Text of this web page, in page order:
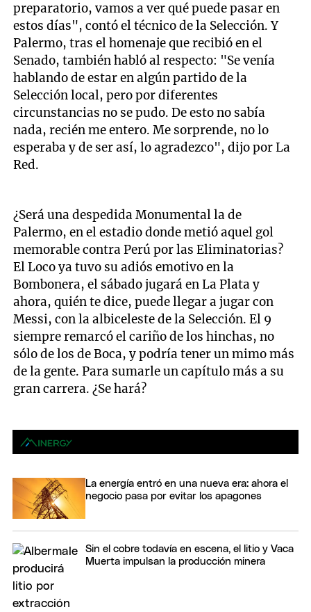
preparatorio, vamos a ver qué puede pasar en
estos días", contó el técnico de la Selección. Y
Palermo, tras el homenaje que recibió en el
Senado, también habló al respecto: "Se venía
hablando de estar en algún partido de la
Selección local, pero por diferentes
circunstancias no se pudo. De esto no sabía
nada, recién me entero. Me sorprende, no lo
esperaba y de ser así, lo agradezco", dijo por La
Red.
¿Será una despedida Monumental la de
Palermo, en el estadio donde metió aquel gol
memorable contra Perú por las Eliminatorias?
El Loco ya tuvo su adiós emotivo en la
Bombonera, el sábado jugará en La Plata y
ahora, quién te dice, puede llegar a jugar con
Messi, con la albiceleste de la Selección. El 9
siempre remarcó el cariño de los hinchas, no
sólo de los de Boca, y podría tener un mimo más
de la gente. Para sumarle un capítulo más a su
gran carrera. ¿Se hará?
La energía entró en una nueva era: ahora el
negocio pasa por evitar los apagones
Sin el cobre todavía en escena, el litio y Vaca
Muerta impulsan la producción minera